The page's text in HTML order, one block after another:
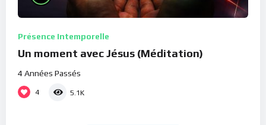
Présence Intemporelle
Un moment avec Jésus (Méditation)
4 Années Passés
4 5.1K